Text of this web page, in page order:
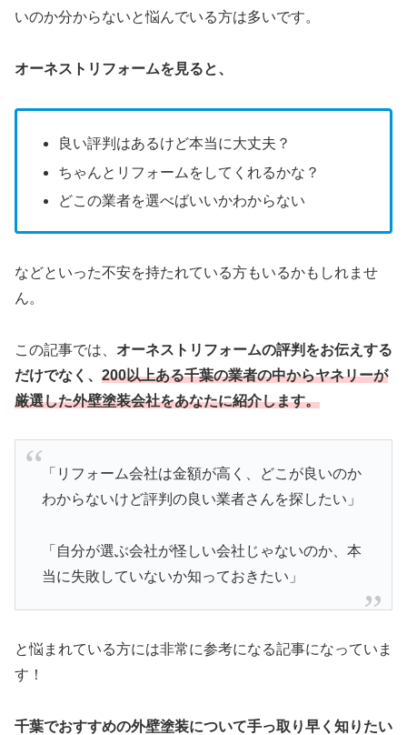
いのか分からないと悩んでいる方は多いです。
オーネストリフォームを見ると、
良い評判はあるけど本当に大丈夫？
ちゃんとリフォームをしてくれるかな？
どこの業者を選べばいいかわからない
などといった不安を持たれている方もいるかもしれませ
ん。
この記事では、 オーネストリフォームの評判をお伝えする
だけでなく、 200以上ある千葉の業者の中からヤネリーが
厳選した外壁塗装会社をあなたに紹介します。
「リフォーム会社は金額が高く、どこが良いのか
わからないけど評判の良い業者さんを探したい」
「自分が選ぶ会社が怪しい会社じゃないのか、本
当に失敗していないか知っておきたい」
と悩まれている方には非常に参考になる記事になっていま
す！
千葉でおすすめの外壁塗装について手っ取り早く知りたい